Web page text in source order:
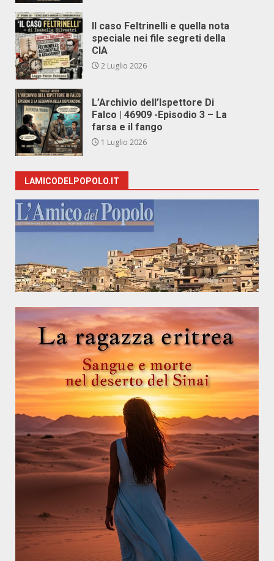
Il caso Feltrinelli e quella nota
speciale nei file segreti della
CIA
2 Luglio 2026
L’Archivio dell’Ispettore Di
Falco | 46909 -Episodio 3 – La
farsa e il fango
1 Luglio 2026
LAMICODELPOPOLO.IT